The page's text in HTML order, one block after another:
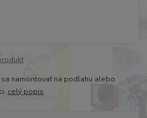
namontovať na podlahu alebo
celý popis